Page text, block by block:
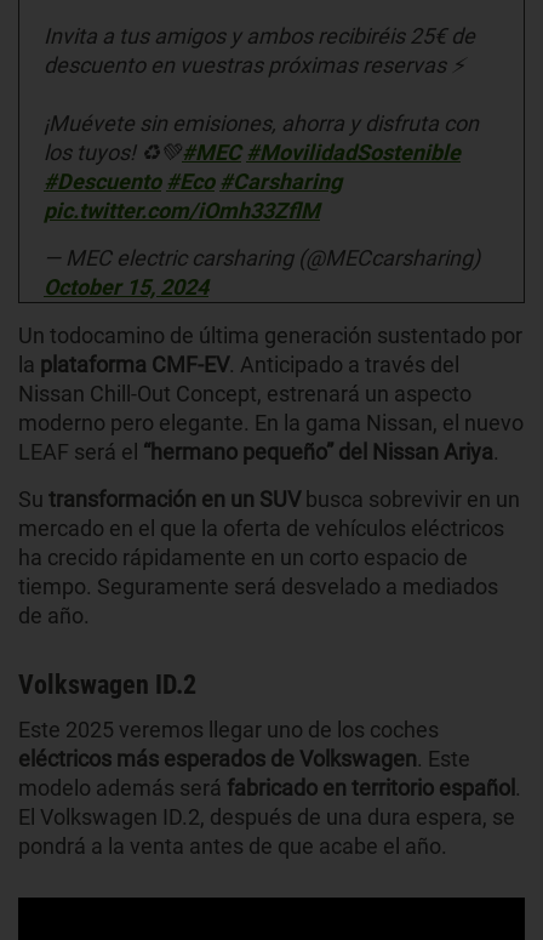
Invita a tus amigos y ambos recibiréis 25€ de
descuento en vuestras próximas reservas ⚡
¡Muévete sin emisiones, ahorra y disfruta con
los tuyos! ♻️💚#MEC #MovilidadSostenible
#Descuento #Eco #Carsharing
pic.twitter.com/iOmh33ZflM
— MEC electric carsharing (@MECcarsharing)
October 15, 2024
Un todocamino de última generación sustentado por
la plataforma CMF-EV. Anticipado a través del
Nissan Chill-Out Concept, estrenará un aspecto
moderno pero elegante. En la gama Nissan, el nuevo
LEAF será el “hermano pequeño” del Nissan Ariya.
Su transformación en un SUVbusca sobrevivir en un
mercado en el que la oferta de vehículos eléctricos
ha crecido rápidamente en un corto espacio de
tiempo. Seguramente será desvelado a mediados
de año.
Volkswagen ID.2
Este 2025 veremos llegar uno de los coches
eléctricos más esperados de Volkswagen. Este
modelo además será fabricado en territorio español .
El Volkswagen ID.2, después de una dura espera, se
pondrá a la venta antes de que acabe el año.